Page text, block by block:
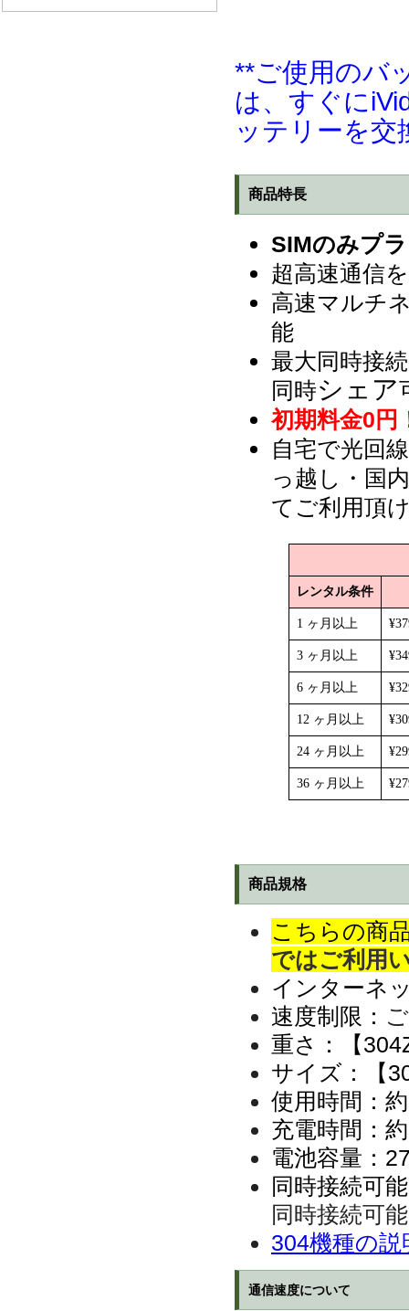
**ご使用のバ
は、すぐに
ッテリーを交
商品特長
SIMのみプ
超高速通信
高速マルチ
能
最大同時接
同時シェア
初期料金0円
自宅で光回
っ越し・国
てご利用頂
レンタル条件
1 ヶ月以上
3 ヶ月以上
6 ヶ月以上
12 ヶ月以上
24 ヶ月以上
36 ヶ月以上
商品規格
こちらの商
ではご利用
インターネ
速度制限：
重さ：【
サイズ：
【
使用時間：
充電時間：
電池容量：
同時接続可
同時接続可
304機種の説
通信速度について